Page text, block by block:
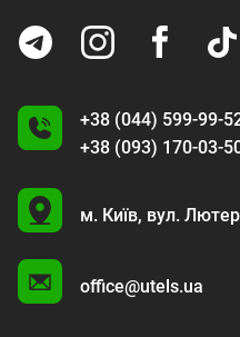
+38 (044) 599-99-
+38 (093) 170-03-
U
м. Київ, вул.
office@utels.ua